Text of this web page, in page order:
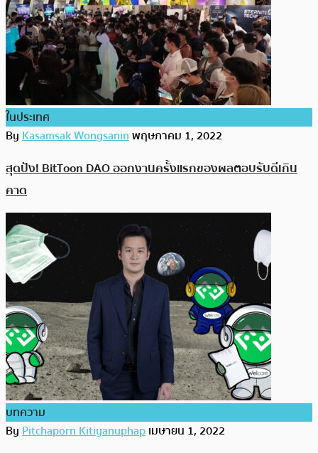
ในประเทศ
ByKasamsak Wongsaninพฤษภาคม 1, 2022
สุดปัง! BitToon DAO ออกงานครั้งแรกของผลตอบรับดีเกิน
คาด
บทความ
ByPitchaporn Kitiyanuphapเมษายน 1, 2022